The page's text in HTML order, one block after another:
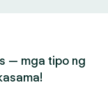
— mga tipo ng